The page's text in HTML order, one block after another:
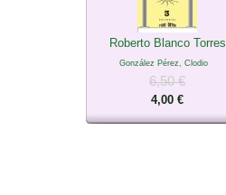
Roberto Blanco Torres
González Pérez, Clodio
6,50 €
4,00 €